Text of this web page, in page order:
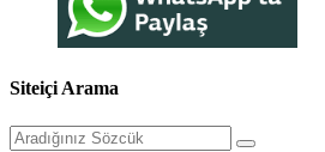
Siteiçi Arama